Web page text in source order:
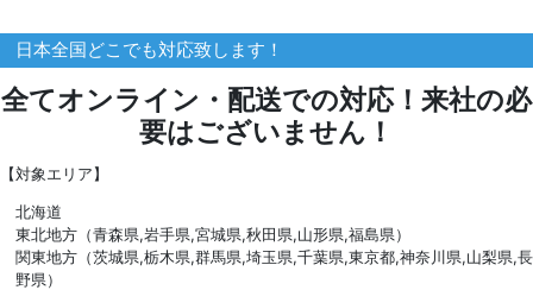
日本全国どこでも対応致します！
全てオンライン・配送での対応！来社の必
要はございません！
【対象エリア】
北海道
東北地方（青森県,岩手県,宮城県,秋田県,山形県,福島県）
関東地方（茨城県,栃木県,群馬県,埼玉県,千葉県,東京都,神奈川県,山梨県,長
野県）